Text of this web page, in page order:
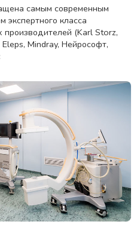
самым современным
класса
(Karl Storz,
Mindray, Нейрософт,